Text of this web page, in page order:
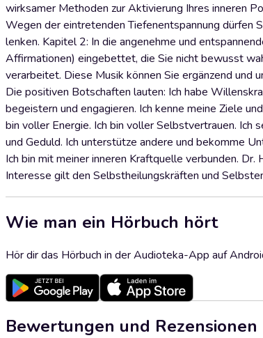
wirksamer Methoden zur Aktivierung Ihres inneren
Wegen der eintretenden Tiefenentspannung dürfen
lenken. Kapitel 2: In die angenehme und
Affirmationen) eingebettet, die Sie nicht bewusst
verarbeitet. Diese Musik können Sie ergänzend und
Die positiven Botschaften lauten: Ich habe
begeistern und engagieren. Ich kenne meine Ziele
bin voller Energie. Ich bin voller Selbstvertrauen. Ich
und Geduld. Ich unterstütze andere und bekomme
Ich bin mit meiner inneren Kraftquelle verbunden.
Interesse gilt den Selbstheilungskräften und
Wie man ein Hörbuch hört
Hör dir das Hörbuch in der Audioteka-App auf
Bewertungen und Rezensionen